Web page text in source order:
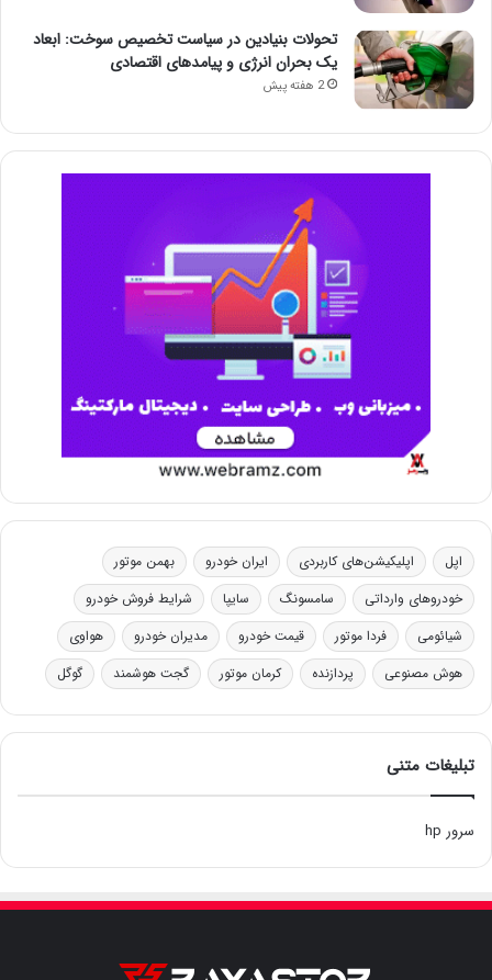
تحولات بنیادین در سیاست تخصیص سوخت: ابعاد
یک بحران انرژی و پیامدهای اقتصادی
2 هفته پیش
اپل اپلیکیشن‌های کاربردی ایران خودرو
بهمن موتور
خودروهای وارداتی
سامسونگ سایپا
شرایط فروش خودرو
شیائومی
فردا موتور قیمت خودرو مدیران خودرو
هواوی
هوش مصنوعی
پردازنده کرمان موتور گجت هوشمند گوگل
تبلیغات متنی
سرور hp